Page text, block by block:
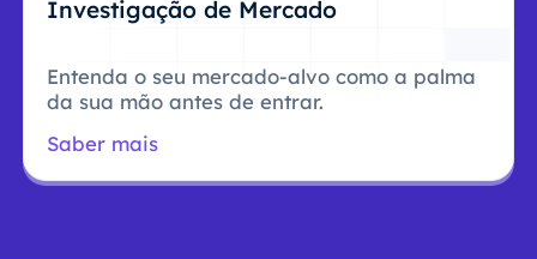
Investigação de Mercado
Entenda o seu mercado-alvo como a palma
da sua mão antes de entrar.
Saber mais